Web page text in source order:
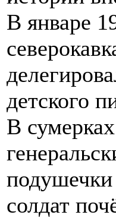
В январе
детского
В
солдат